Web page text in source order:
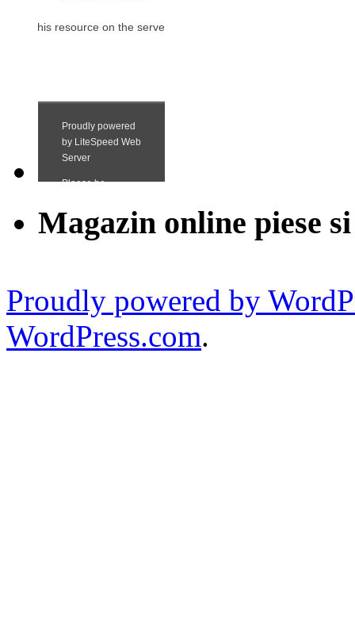
Magazin online piese
Proudly powered by
WordPress.com.